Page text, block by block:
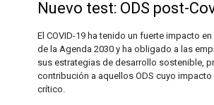
Nuevo test: ODS post-
El COVID-19 ha tenido un fuerte impacto
de la Agenda 2030 y ha obligado a las
sus estrategias de desarrollo sostenible,
contribución a aquellos ODS cuyo
crítico.